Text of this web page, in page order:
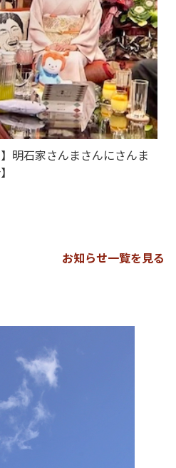
明石家さんまさんにさんま
お知らせ一覧を見る